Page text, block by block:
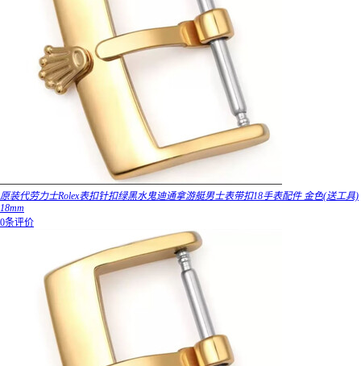
原装代劳力士Rolex表扣针扣绿黑水鬼迪通拿游艇男士表带扣18手表配件 金色(送工具)
18mm
0条评价